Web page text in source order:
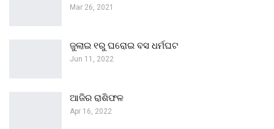
Mar 26, 2021
ଜୁଲାଇ ୧ରୁ ଘରୋଇ ବସ ଧର୍ମଘଟ
Jun 11, 2022
ଆଜିର ରାଶିଫଳ
Apr 16, 2022